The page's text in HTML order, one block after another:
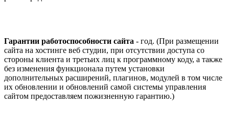
Гарантии работоспособности сайта - год. (При размещении
сайта на хостинге веб студии, при отсутствии доступа со
стороны клиента и третьих лиц к программному коду, а также
без изменения функционала путем установки
дополнительных расширений, плагинов, модулей в том числе
их обновлении и обновлений самой системы управления
сайтом предоставляем пожизненную гарантию.)